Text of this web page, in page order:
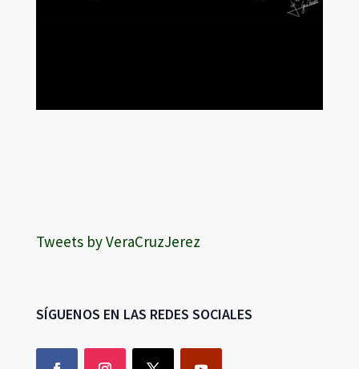
Tweets by VeraCruzJerez
SÍGUENOS EN LAS REDES SOCIALES